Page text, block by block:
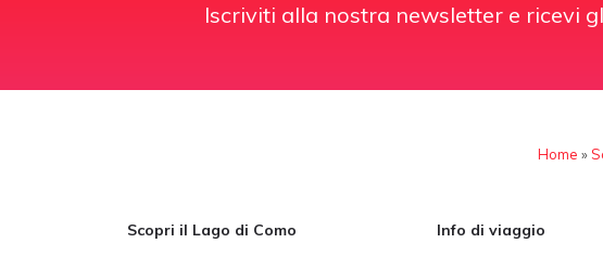
Iscriviti alla nostra newsletter e ricevi
Home »
Scopri il Lago di Como Info di viaggio